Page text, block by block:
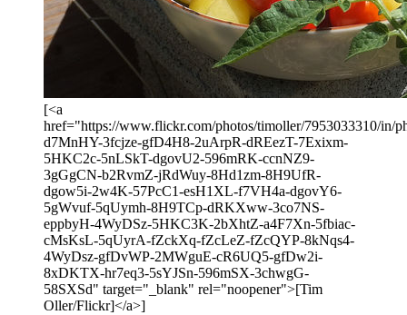
[<a
href="https://www.flickr.com/photos/timoller/7953033310/in/
d7MnHY-3fcjze-gfD4H8-2uArpR-dREezT-7Exixm-
5HKC2c-5nLSkT-dgovU2-596mRK-ccnNZ9-
3gGgCN-b2RvmZ-jRdWuy-8Hd1zm-8H9UfR-
dgow5i-2w4K-57PcC1-esH1XL-f7VH4a-dgovY6-
5gWvuf-5qUymh-8H9TCp-dRKXww-3co7NS-
eppbyH-4WyDSz-5HKC3K-2bXhtZ-a4F7Xn-5fbiac-
cMsKsL-5qUyrA-fZckXq-fZcLeZ-fZcQYP-8kNqs4-
4WyDsz-gfDvWP-2MWguE-cR6UQ5-gfDw2i-
8xDKTX-hr7eq3-5sYJSn-596mSX-3chwgG-
58SXSd" target="_blank" rel="noopener">[Tim
Oller/Flickr]</a>]